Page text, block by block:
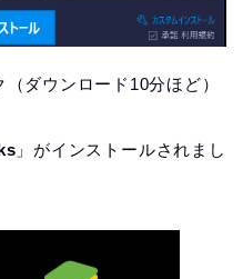
ダウンロード10分ほど）
」がインストールされまし